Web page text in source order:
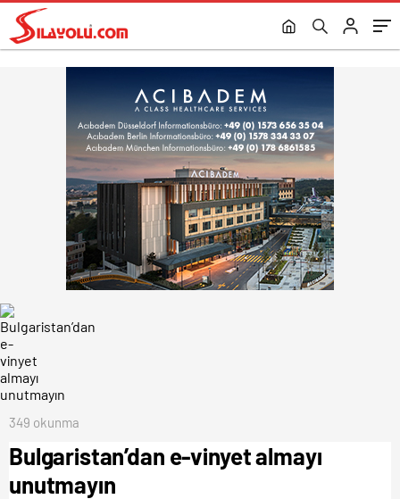
349 okunma
Bulgaristan’dan e-vinyet almayı
unutmayın